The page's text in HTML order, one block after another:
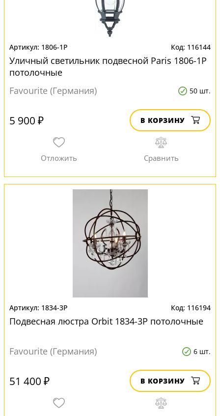
1806-1P 116144
Уличный светильник подвесной Paris 1806-1P
потолочные
Favourite (Германия)
50 шт.
5 900 ₽ В КОРЗИНУ
1834-3P 116194
Подвесная люстра Orbit 1834-3P потолочные
Favourite (Германия) 6 шт.
51 400 ₽ В КОРЗИНУ